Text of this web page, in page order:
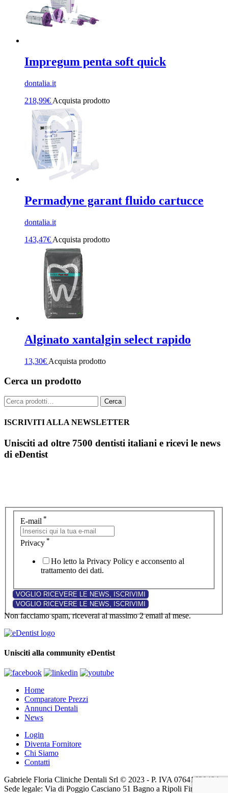
Impregum penta soft quick
dontalia.it
218,99€ Acquista prodotto
Permadyne garant fluido cartucce
dontalia.it
143,47€ Acquista prodotto
Alginato xantalgin select rapido
13,30€ Acquista prodotto
Cerca un prodotto
Cerca: Cerca
ISCRIVITI ALLA NEWSLETTER
Unisciti ad oltre 7500 dentisti italiani e ricevi le news
di eDentist
E-mail *
Privacy *
Ho letto la Privacy Policy e acconsento al
trattamento dei dati.
Non facciamo spam, riceverai al massimo 2 email al mese.
Unisciti alla community eDentist
Home
Comparatore Prezzi
Annunci Dentali
News
Login
Diventa Fornitore
Chi Siamo
Contatti
Gabriele Floria Cliniche Dentali Srl © 2023 - P. IVA 07641630484 -
Sede legale: Via di Poggio Casciano 51 Bagno a Ripoli Firenze (FI)